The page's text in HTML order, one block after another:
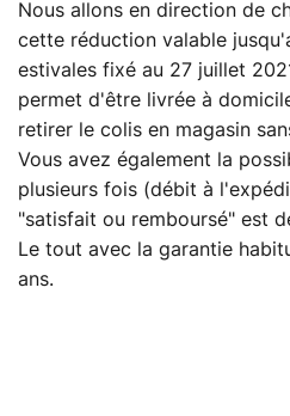
Nous allons en direction de
cette réduction valable
estivales fixé au 27 juillet
permet d'être livrée à
retirer le colis en magasin
Vous avez également la
plusieurs fois (débit à
"satisfait ou remboursé" est
Le tout avec la garantie
ans.